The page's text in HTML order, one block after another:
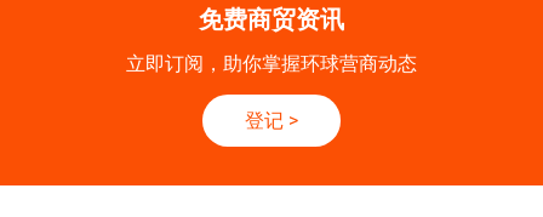
免费商贸资讯
立即订阅，助你掌握环球营商动态
登记 >